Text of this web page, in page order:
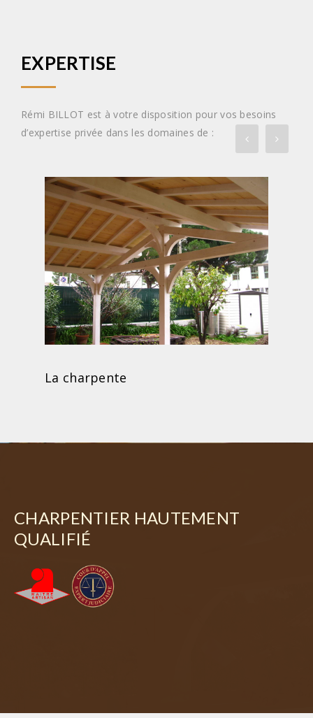
EXPERTISE
Rémi BILLOT est à votre disposition pour vos besoins
d’expertise privée dans les domaines de :
La charpente
CHARPENTIER HAUTEMENT
QUALIFIÉ